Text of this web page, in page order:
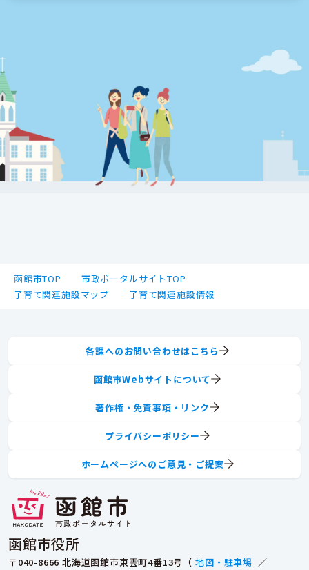
函館市TOP
市政ポータルサイトTOP
子育て関連施設マップ
子育て関連施設情報
函館市役所
〒040-8666 北海道函館市東雲町4番13号（ 地図・駐車場 ／
各課へのお問い合わせはこちら
函館市Webサイトについて
著作権・免責事項・リンク
プライバシーポリシー
ホームページへのご意見・ご提案